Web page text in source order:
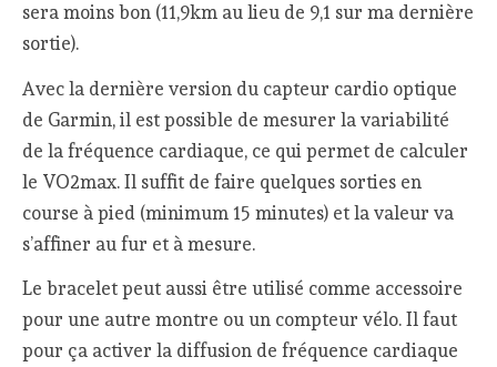
sera moins bon (11,9km au lieu de 9,1 sur ma dernière
sortie).
Avec la dernière version du capteur cardio optique
de Garmin, il est possible de mesurer la variabilité
de la fréquence cardiaque, ce qui permet de calculer
le VO2max. Il suffit de faire quelques sorties en
course à pied (minimum 15 minutes) et la valeur va
s’affiner au fur et à mesure.
Le bracelet peut aussi être utilisé comme accessoire
pour une autre montre ou un compteur vélo. Il faut
pour ça activer la diffusion de fréquence cardiaque